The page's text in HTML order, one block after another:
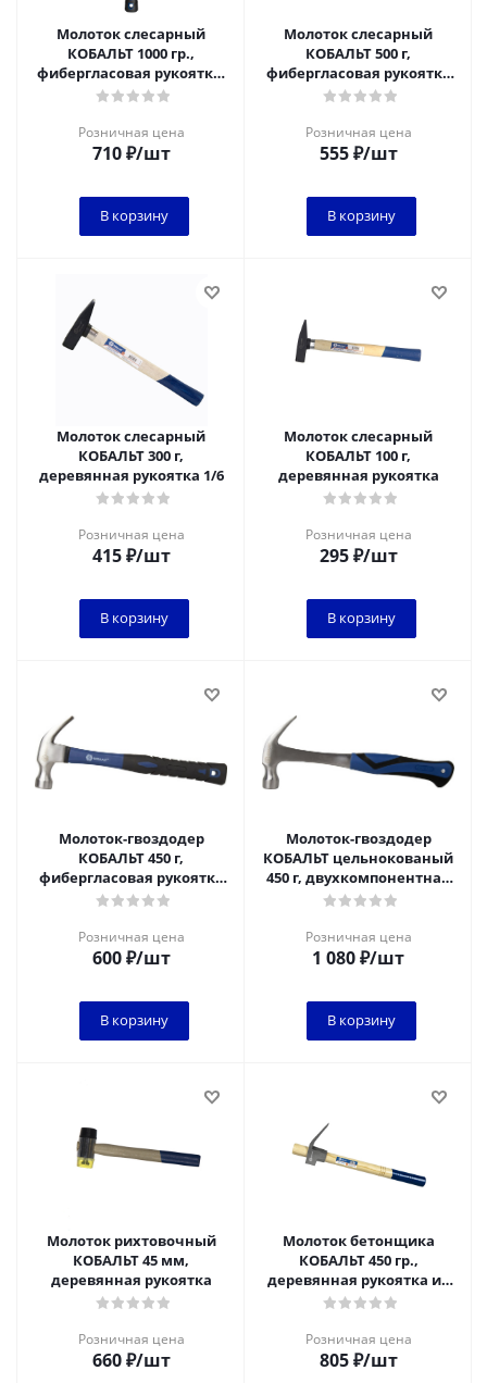
Молоток слесарный
КОБАЛЬТ 1000 гр.,
фибергласовая рукоятка,
резиновая защита
Розничная цена
710₽/шт
В корзину
Молоток слесарный
КОБАЛЬТ 500 г,
фибергласовая рукоятка
1/6
Розничная цена
555₽/шт
В корзину
Молоток слесарный
КОБАЛЬТ 300 г,
деревянная рукоятка 1/6
Розничная цена
415₽/шт
В корзину
Молоток слесарный
КОБАЛЬТ 100 г,
деревянная рукоятка
Розничная цена
295₽/шт
В корзину
Молоток-гвоздодер
КОБАЛЬТ 450 г,
фибергласовая рукоятка
1/6*
Розничная цена
600₽/шт
В корзину
Молоток-гвоздодер
КОБАЛЬТ цельнокованый
450 г, двухкомпонентная
рукоятка 1/6
Розничная цена
1 080₽/шт
В корзину
Молоток рихтовочный
КОБАЛЬТ 45 мм,
деревянная рукоятка
Розничная цена
660₽/шт
Молоток бетонщика
КОБАЛЬТ 450 гр.,
деревянная рукоятка из
ясеня 1/6
Розничная цена
805₽/шт